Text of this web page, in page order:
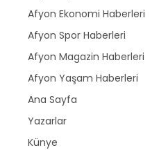
Afyon Ekonomi Haberleri
Afyon Spor Haberleri
Afyon Magazin Haberleri
Afyon Yaşam Haberleri
Ana Sayfa
Yazarlar
Künye